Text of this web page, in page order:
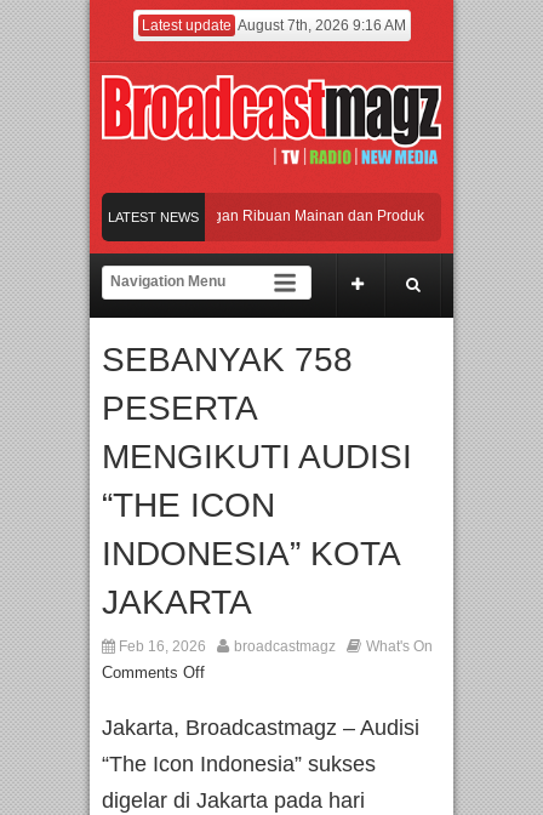
Latest update August 7th, 2026 9:16 AM
LATEST NEWS
Meramaikan Jakarta dengan Ribuan Mainan dan Produk Bayi dari Seluruh
Menjadi Gerbang Inovasi dan Peluang Bisnis Industri Gifts dan Housewares
Rayakan Perpaduan Warisan Dan Semangat Lokal, BIRKENSTOCK
Meramaikan Jakarta dengan Ribuan Mainan dan Produk Bayi dari Seluruh
SEBANYAK 758
PESERTA
MENGIKUTI AUDISI
“THE ICON
INDONESIA” KOTA
JAKARTA
Feb 16, 2026 broadcastmagz What's On
Comments Off
Jakarta, Broadcastmagz – Audisi
“The Icon Indonesia” sukses
digelar di Jakarta pada hari